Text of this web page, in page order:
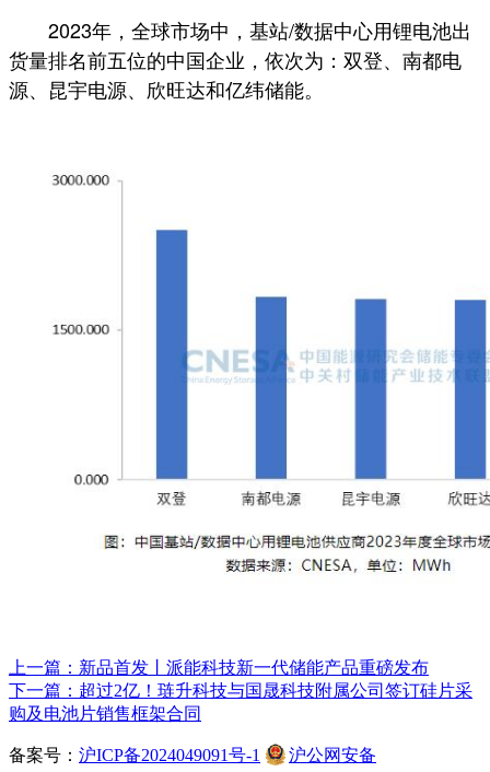
2023年，全球市场中，基站/数据中心用锂电池出
货量排名前五位的中国企业，依次为：双登、南都电
源、昆宇电源、欣旺达和亿纬储能。
上一篇：新品首发丨派能科技新一代储能产品重磅发布
下一篇：超过2亿！琏升科技与国晟科技附属公司签订硅片采
购及电池片销售框架合同
备案号： 沪ICP备2024049091号-1
沪公网安备